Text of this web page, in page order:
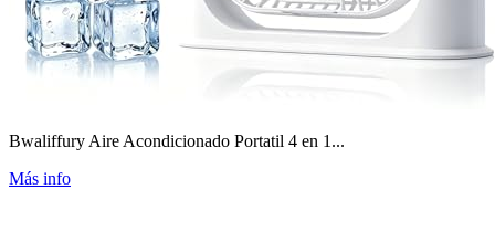
Bwaliffury Aire Acondicionado Portatil 4 en 1...
Más info